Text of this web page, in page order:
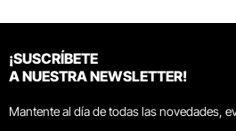
¡SUSCRÍBETE
A NUESTRA NEWSLETTER!
Mantente al día de todas las novedades,